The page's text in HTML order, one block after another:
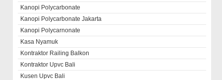
Kanopi Polycarbonate
Kanopi Polycarbonate Jakarta
Kanopi Polycarnonate
Kasa Nyamuk
Kontraktor Railing Balkon
Kontraktor Upvc Bali
Kusen Upvc Bali